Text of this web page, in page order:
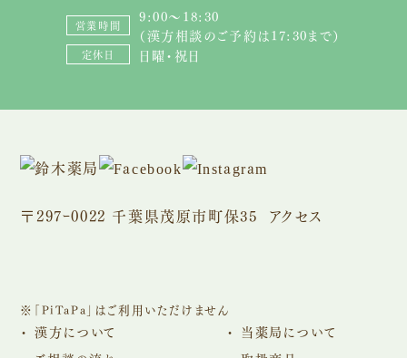
営業時間
9:00〜18:30
（漢方相談のご予約は17:30まで）
定休日 日曜・祝日
〒297ｰ0022 千葉県茂原市町保35 アクセス
※「PiTaPa」はご利用いただけません
漢方について
当薬局について